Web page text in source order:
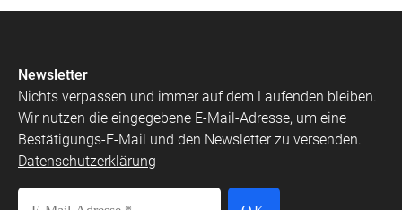
Newsletter
Nichts verpassen und immer auf dem Laufenden bleiben.
Wir nutzen die eingegebene E-Mail-Adresse, um eine
Bestätigungs-E-Mail und den Newsletter zu versenden.
Datenschutzerklärung